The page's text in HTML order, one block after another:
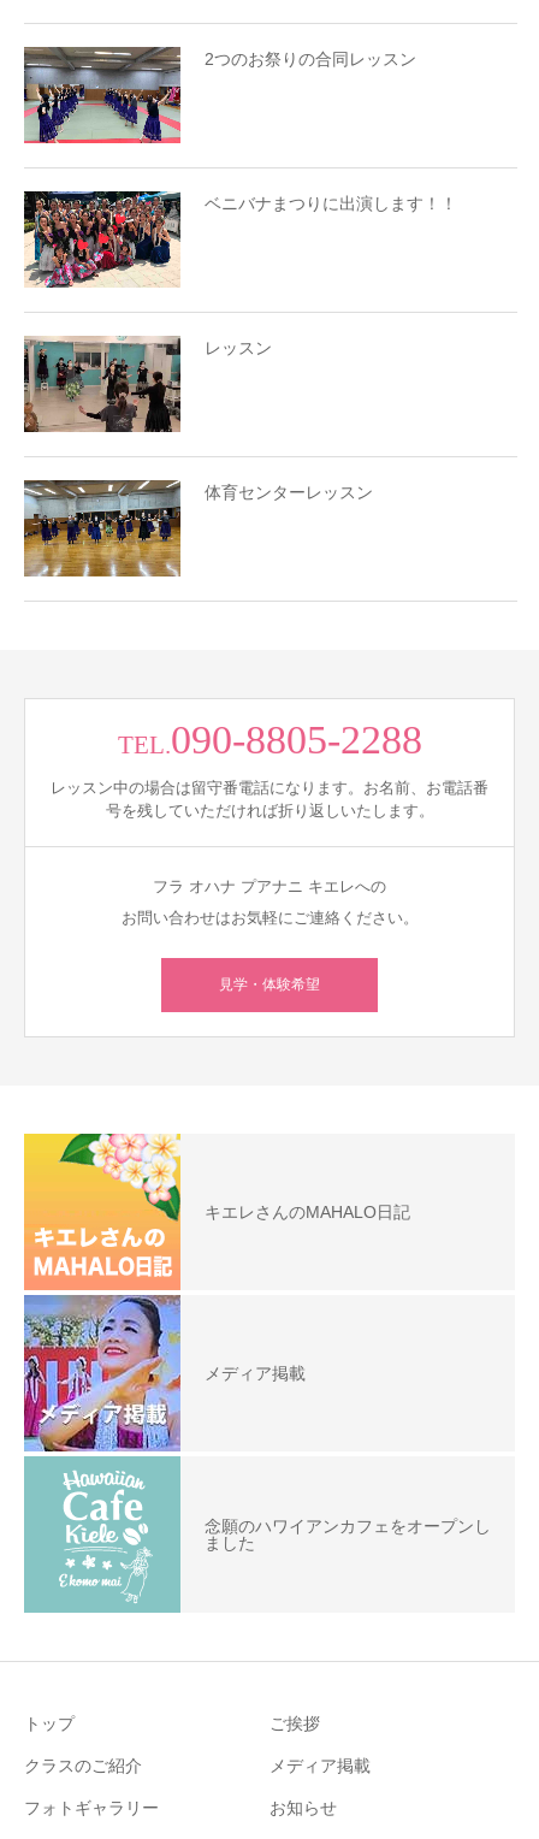
2つのお祭りの合同レッスン
ベニバナまつりに出演します！！
レッスン
体育センターレッスン
TEL.090-8805-2288
レッスン中の場合は留守番電話になります。お名前、お電話番
号を残していただければ折り返しいたします。
フラ オハナ プアナニ キエレへの
お問い合わせはお気軽にご連絡ください。
見学・体験希望
キエレさんのMAHALO日記
メディア掲載
念願のハワイアンカフェをオープンし
ました
トップ ご挨拶
クラスのご紹介 メディア掲載
フォトギャラリー お知らせ